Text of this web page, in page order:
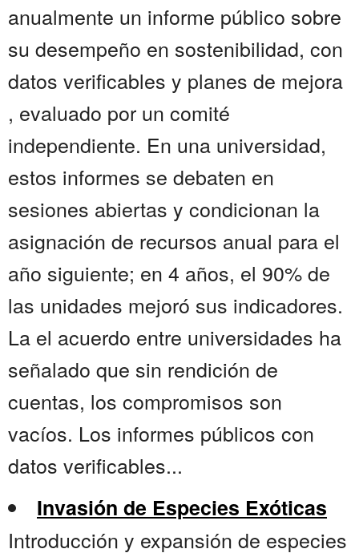
anualmente un informe público sobre
su desempeño en sostenibilidad, con
datos verificables y planes de mejora
, evaluado por un comité
independiente. En una universidad,
estos informes se debaten en
sesiones abiertas y condicionan la
asignación de recursos anual para el
año siguiente; en 4 años, el 90% de
las unidades mejoró sus indicadores.
La el acuerdo entre universidades ha
señalado que sin rendición de
cuentas, los compromisos son
vacíos. Los informes públicos con
datos verificables...
Invasión de Especies Exóticas
Introducción y expansión de especies